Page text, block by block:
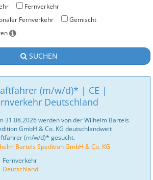
Fernverkehr
Fernverkehr
Gemischt
SUCHEN
(m/w/d)* | CE |
Deutschland
31.08.2026 werden von der Wilhelm Bartels
GmbH & Co. KG deutschlandweit
(m/w/d)* gesucht.
Bartels Spedition GmbH & Co. KG
Fernverkehr
Deutschland